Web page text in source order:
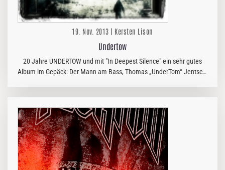
19. Nov. 2013 | Kersten Lison
Undertow
20 Jahre UNDERTOW und mit "In Deepest Silence" ein sehr gutes
Album im Gepäck: Der Mann am Bass, Thomas „UnderTom“ Jentsch,